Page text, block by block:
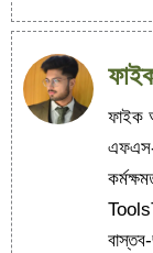
ফাইক
এফএস-